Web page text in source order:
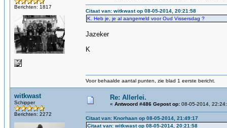
Berichten: 1817
Citaat van: witkwast op 08-05-2014, 20:21:58
K. Heb je, je al aangemeld voor Oud Vissersdag ?
Jazeker
K
Voor behaalde aantal punten, zie blad 1 eerste bericht.
witkwast
Schipper
Berichten: 2272
Re: Allerlei.
« Antwoord #486 Gepost op: 08-05-2014,
Citaat van: Knorhaan op 08-05-2014, 21:49:17
Citaat van: witkwast op 08-05-2014, 20:21:58